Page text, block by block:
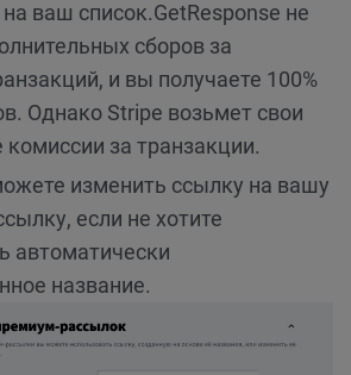
ваш список.GetResponse не
сборов за
и вы получаете 100%
Однако Stripe возьмет свои
за транзакции.
изменить ссылку на вашу
если не хотите
автоматически
название.